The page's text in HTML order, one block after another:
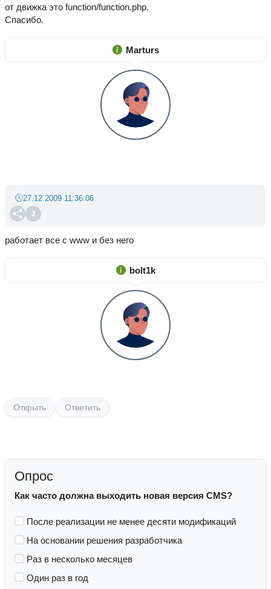
от движка это function/function.php.
Спасибо.
Marturs
2
27.12.2009 11:36:06
работает все с www и без него
bolt1k
Открыть Ответить
Опрос
Как часто должна выходить новая версия CMS?
После реализации не менее десяти модификаций
На основании решения разработчика
Раз в несколько месяцев
Один раз в год